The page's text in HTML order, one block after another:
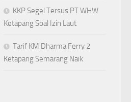
KKP Segel Tersus PT WHW
Ketapang Soal Izin Laut
Tarif KM Dharma Ferry 2
Ketapang Semarang Naik